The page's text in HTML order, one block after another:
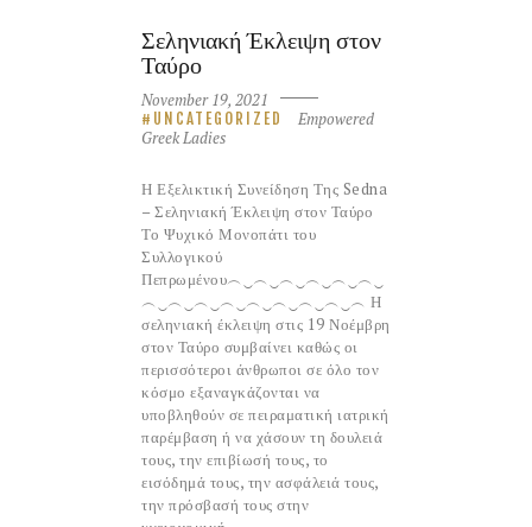
Σεληνιακή Έκλειψη στον
Ταύρο
November 19, 2021
UNCATEGORIZED
Empowered
Greek Ladies
Η Εξελικτική Συνείδηση Της Sedna
– Σεληνιακή Έκλειψη στον Ταύρο
Το Ψυχικό Μονοπάτι του
Συλλογικού
Πεπρωμένου︵‿︵‿︵‿︵‿︵‿︵‿
︵‿︵‿︵‿︵‿︵‿︵‿︵‿︵‿︵ Η
σεληνιακή έκλειψη στις 19 Νοέμβρη
στον Ταύρο συμβαίνει καθώς οι
περισσότεροι άνθρωποι σε όλο τον
κόσμο εξαναγκάζονται να
υποβληθούν σε πειραματική ιατρική
παρέμβαση ή να χάσουν τη δουλειά
τους, την επιβίωσή τους, το
εισόδημά τους, την ασφάλειά τους,
την πρόσβασή τους στην